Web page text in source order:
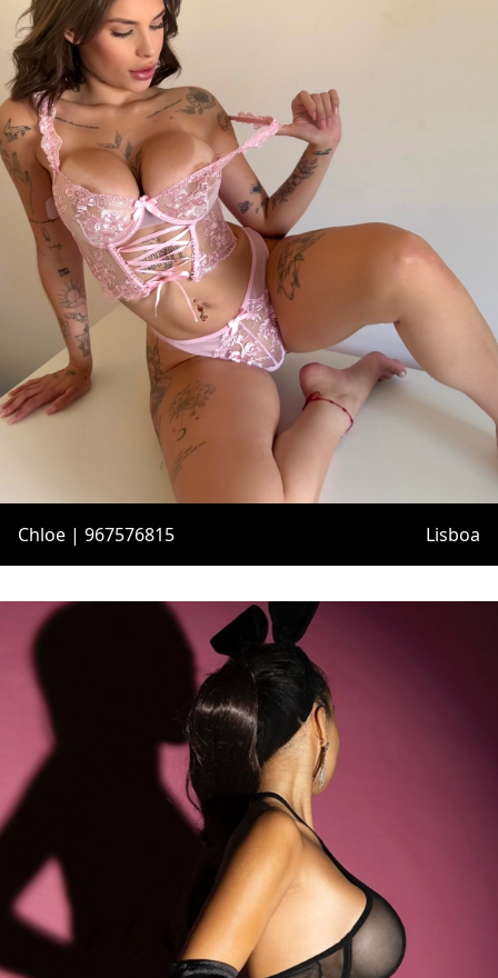
Chloe | 967576815 Lisboa